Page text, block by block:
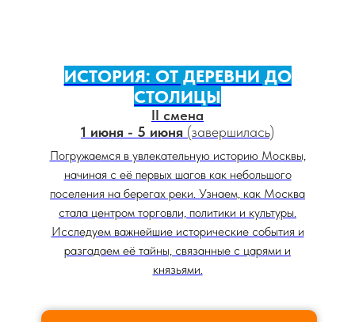
ИСТОРИЯ: ОТ ДЕРЕВНИ ДО
СТОЛИЦЫ
II смена
1 июня - 5 июня (завершилась)
Погружаемся в увлекательную историю Москвы,
начиная с её первых шагов как небольшого
поселения на берегах реки. Узнаем, как Москва
стала центром торговли, политики и культуры.
Исследуем важнейшие исторические события и
разгадаем её тайны, связанные с царями и
князьями.
ПЛАНИРУЙТЕ ЛЕТО
С НАМИ!